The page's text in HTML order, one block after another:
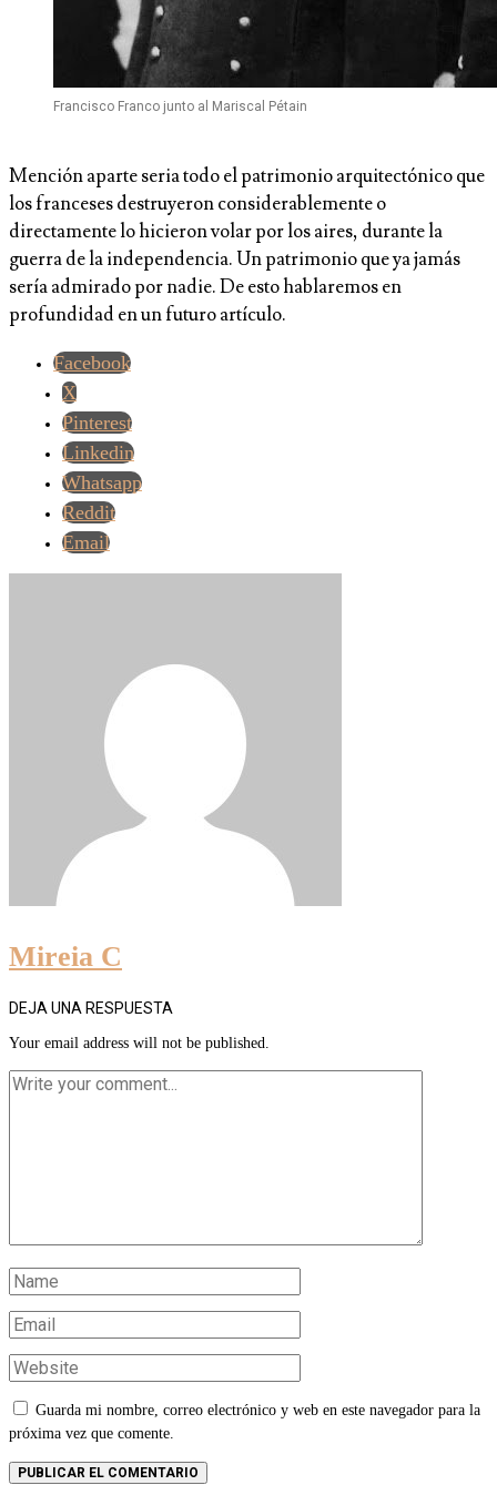
Francisco Franco junto al Mariscal Pétain
Mención aparte seria todo el patrimonio arquitectónico que
los franceses destruyeron considerablemente o
directamente lo hicieron volar por los aires, durante la
guerra de la independencia. Un patrimonio que ya jamás
sería admirado por nadie. De esto hablaremos en
profundidad en un futuro artículo.
Facebook
X
Pinterest
Linkedin
Whatsapp
Reddit
Email
Mireia C
DEJA UNA RESPUESTA
Your email address will not be published.
Guarda mi nombre, correo electrónico y web en este navegador para la
próxima vez que comente.